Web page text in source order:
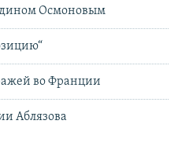
Осмоновым
во Франции
Аблязова